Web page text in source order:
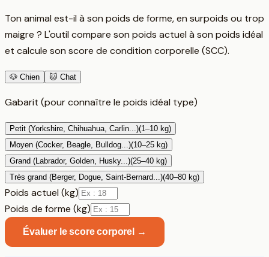
Ton animal est-il à son poids de forme, en surpoids ou trop
maigre ? L'outil compare son poids actuel à son poids idéal
et calcule son score de condition corporelle (SCC).
🐶 Chien 🐱 Chat
Gabarit (pour connaître le poids idéal type)
Petit (Yorkshire, Chihuahua, Carlin...)(1–10 kg)
Moyen (Cocker, Beagle, Bulldog...)(10–25 kg)
Grand (Labrador, Golden, Husky...)(25–40 kg)
Très grand (Berger, Dogue, Saint-Bernard...)(40–80 kg)
Poids actuel (kg)
Poids de forme (kg)
Évaluer le score corporel →